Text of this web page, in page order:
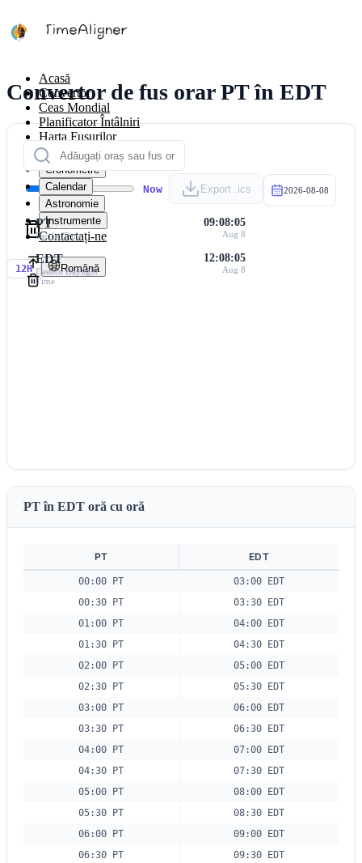
Acasă
Convertor
Ceas Mondial
Planificator Întâlniri
Harta Fusurilor
Calculatoare
Cronometre
Calendar
Astronomie
Instrumente
Contactați-ne
12H Română
Convertor de fus orar PT în EDT
Now Export .ics 2026-08-08
PT
Pacific Time
09:08:05
Aug 8
EDT
Eastern Daylight
Time
12:08:05
Aug 8
PT în EDT oră cu oră
PT EDT
00:00 PT
03:00 EDT
00:30 PT
03:30 EDT
01:00 PT
04:00 EDT
01:30 PT
04:30 EDT
02:00 PT
05:00 EDT
02:30 PT
05:30 EDT
03:00 PT
06:00 EDT
03:30 PT
06:30 EDT
04:00 PT
07:00 EDT
04:30 PT
07:30 EDT
05:00 PT
08:00 EDT
05:30 PT
08:30 EDT
06:00 PT
09:00 EDT
06:30 PT
09:30 EDT